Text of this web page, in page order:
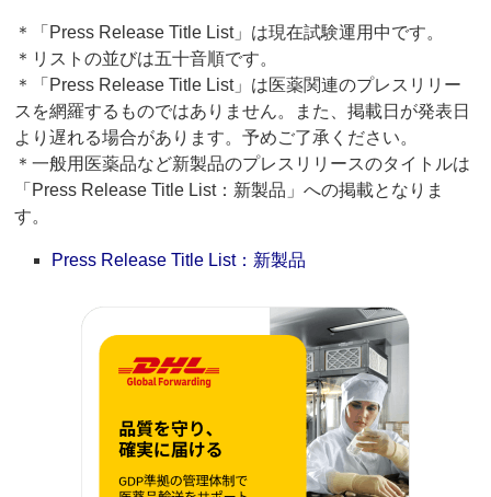
＊「Press Release Title List」は現在試験運用中です。
＊リストの並びは五十音順です。
＊「Press Release Title List」は医薬関連のプレスリリー
スを網羅するものではありません。また、掲載日が発表日
より遅れる場合があります。予めご了承ください。
＊一般用医薬品など新製品のプレスリリースのタイトルは
「Press Release Title List：新製品」への掲載となりま
す。
Press Release Title List：新製品